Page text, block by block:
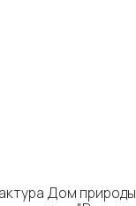
Дом природы